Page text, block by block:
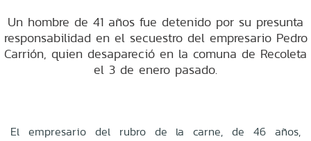
Un hombre de 41 años fue detenido por su presunta
responsabilidad en el secuestro del empresario Pedro
Carrión, quien desapareció en la comuna de Recoleta
el 3 de enero pasado.
El empresario del rubro de la carne, de 46 años,